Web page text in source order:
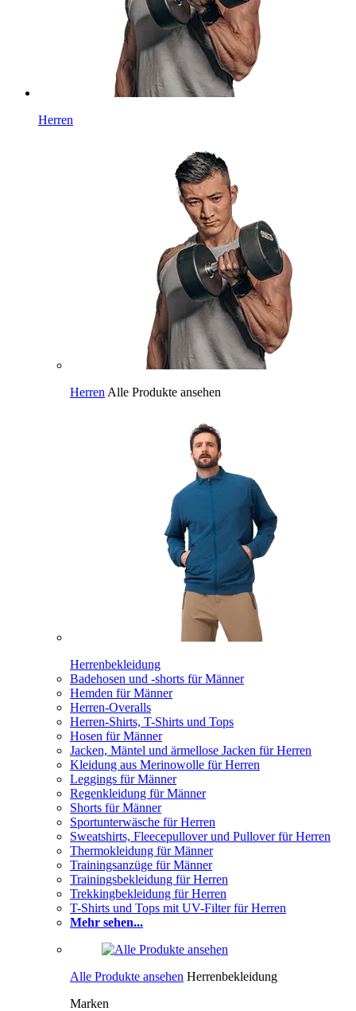
Herren
Herren Alle Produkte ansehen
Herrenbekleidung
Badehosen und -shorts für Männer
Hemden für Männer
Herren-Overalls
Herren-Shirts, T-Shirts und Tops
Hosen für Männer
Jacken, Mäntel und ärmellose Jacken für Herren
Kleidung aus Merinowolle für Herren
Leggings für Männer
Regenkleidung für Männer
Shorts für Männer
Sportunterwäsche für Herren
Sweatshirts, Fleecepullover und Pullover für Herren
Thermokleidung für Männer
Trainingsanzüge für Männer
Trainingsbekleidung für Herren
Trekkingbekleidung für Herren
T-Shirts und Tops mit UV-Filter für Herren
Mehr sehen...
Alle Produkte ansehen Herrenbekleidung
Marken